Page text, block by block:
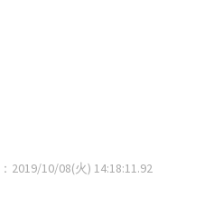
：2019/10/08(火) 14:18:11.92